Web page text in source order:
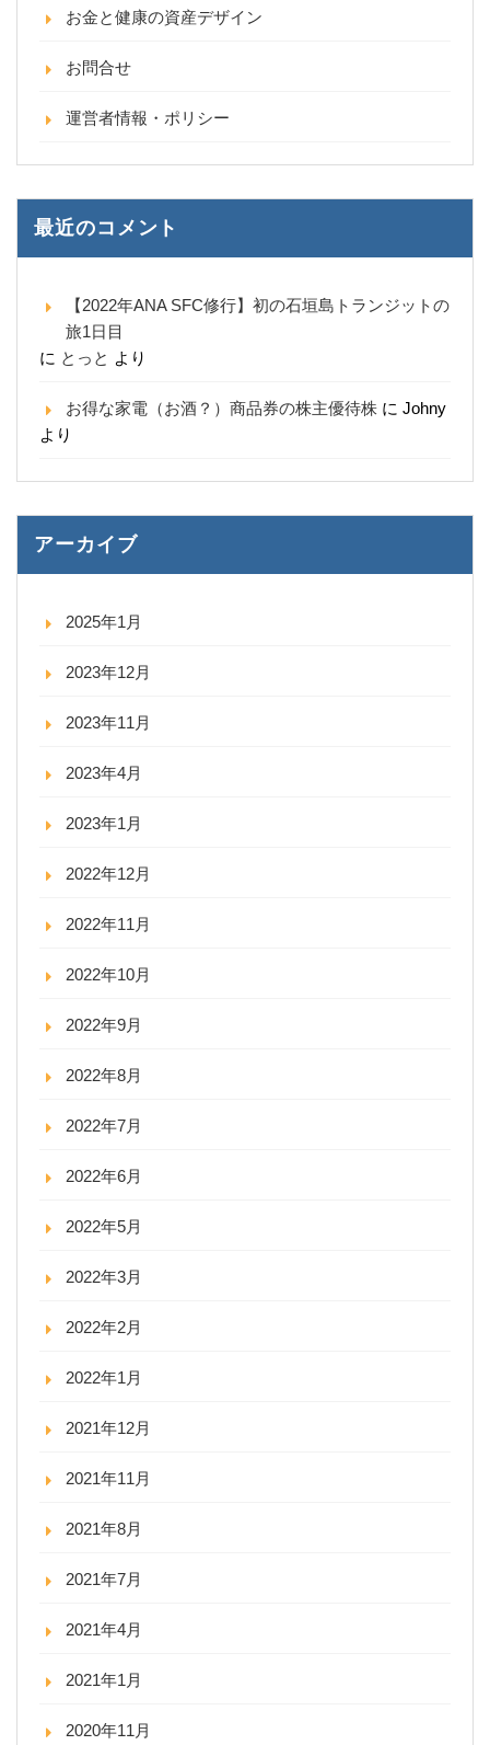
お金と健康の資産デザイン
お問合せ
運営者情報・ポリシー
最近のコメント
【2022年ANA SFC修行】初の石垣島トランジットの
旅1日目
に とっと より
お得な家電（お酒？）商品券の株主優待株 に Johny
より
アーカイブ
2025年1月
2023年12月
2023年11月
2023年4月
2023年1月
2022年12月
2022年11月
2022年10月
2022年9月
2022年8月
2022年7月
2022年6月
2022年5月
2022年3月
2022年2月
2022年1月
2021年12月
2021年11月
2021年8月
2021年7月
2021年4月
2021年1月
2020年11月